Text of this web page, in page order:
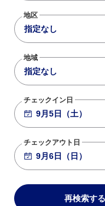
地区
指定なし
地域
指定なし
チェックイン日
チェックアウト日
再検索する